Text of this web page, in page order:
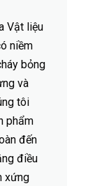
Vật liệu
niềm
bỏng
và
tôi
phẩm
đến
điều
xứng